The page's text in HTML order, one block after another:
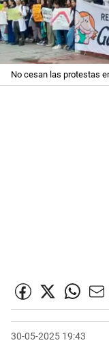
No cesan las protestas
30-05-2025 19:43